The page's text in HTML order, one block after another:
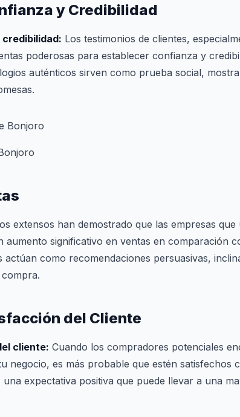
y Credibilidad
Los testimonios de clientes,
poderosas para establecer confianza y
auténticos sirven como prueba social,
extensos han demostrado que las empresas que
aumento significativo en ventas en comparación
actúan como recomendaciones persuasivas,
del Cliente
cliente: Cuando los compradores potenciales
negocio, es más probable que estén satisfechos
una expectativa positiva que puede llevar a una